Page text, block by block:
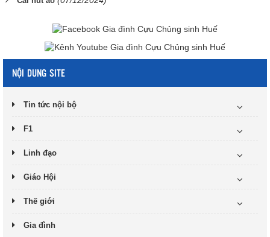
NỘI DUNG SITE
Tin tức nội bộ
F1
Linh đạo
Giáo Hội
Thế giới
Gia đình